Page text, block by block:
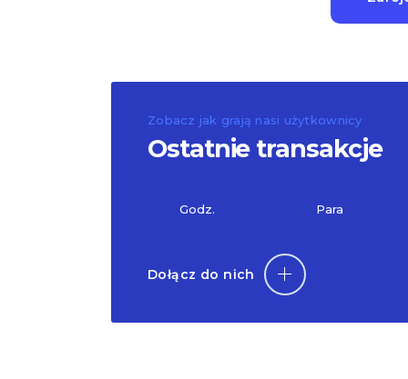
Zobacz jak grają nasi użytkownicy
Ostatnie transakcje
Godz. Para
Dołącz do nich